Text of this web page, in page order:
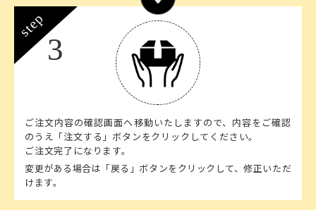
step
3
ご注文内容の確認画面へ移動いたしますので、内容をご確認
のうえ「注文する」ボタンをクリックしてください。
ご注文完了になります。
変更がある場合は「戻る」ボタンをクリックして、修正いただ
けます。